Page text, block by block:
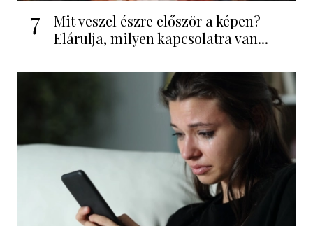
7
Mit veszel észre először a képen?
Elárulja, milyen kapcsolatra van...